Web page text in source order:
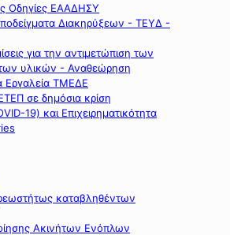
Οδηγίες ΕΑΑΔΗΣΥ
Διακηρύξεων - ΤΕΥΔ -
για την αντιμετώπιση των
υλικών - Αναθεώρηση
Εργαλεία ΤΜΕΔΕ
σε δημόσια κρίση
19) και Επιχειρηματικότητα
καταβληθέντων
Ακινήτων Ενόπλων